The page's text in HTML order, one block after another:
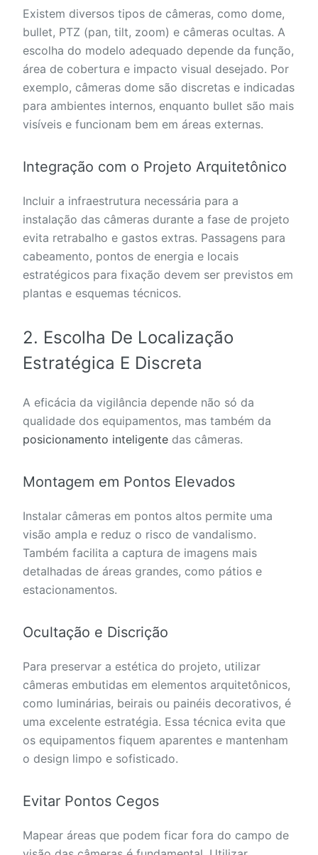
Existem diversos tipos de câmeras, como dome,
bullet, PTZ (pan, tilt, zoom) e câmeras ocultas. A
escolha do modelo adequado depende da função,
área de cobertura e impacto visual desejado. Por
exemplo, câmeras dome são discretas e indicadas
para ambientes internos, enquanto bullet são mais
visíveis e funcionam bem em áreas externas.
Integração com o Projeto Arquitetônico
Incluir a infraestrutura necessária para a
instalação das câmeras durante a fase de projeto
evita retrabalho e gastos extras. Passagens para
cabeamento, pontos de energia e locais
estratégicos para fixação devem ser previstos em
plantas e esquemas técnicos.
2. Escolha De Localização
Estratégica E Discreta
A eficácia da vigilância depende não só da
qualidade dos equipamentos, mas também da
posicionamento inteligente das câmeras.
Montagem em Pontos Elevados
Instalar câmeras em pontos altos permite uma
visão ampla e reduz o risco de vandalismo.
Também facilita a captura de imagens mais
detalhadas de áreas grandes, como pátios e
estacionamentos.
Ocultação e Discrição
Para preservar a estética do projeto, utilizar
câmeras embutidas em elementos arquitetônicos,
como luminárias, beirais ou painéis decorativos, é
uma excelente estratégia. Essa técnica evita que
os equipamentos fiquem aparentes e mantenham
o design limpo e sofisticado.
Evitar Pontos Cegos
Mapear áreas que podem ficar fora do campo de